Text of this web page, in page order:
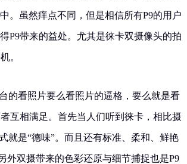
。虽然痒点不同，但是相信所有P9的用户
P9带来的益处。尤其是徕卡双摄像头的拍
。
的看照片要么看照片的逼格，要么就是看
互相满足。首先当人们听到徕卡，相比摄
就是“德味”。而且还有标准、柔和、鲜艳
外双摄带来的色彩还原与细节捕捉也是P9